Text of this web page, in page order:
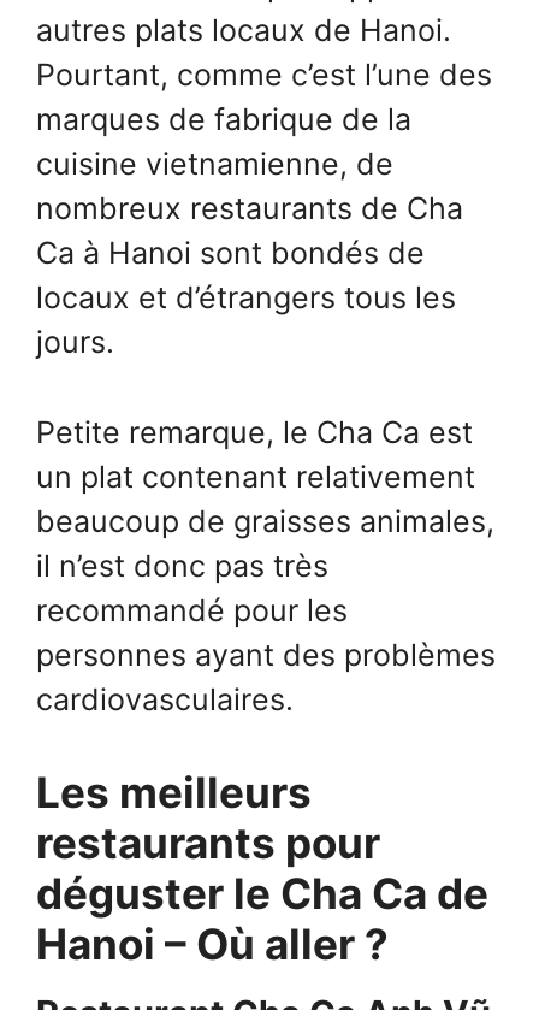
autres plats locaux de Hanoi.
Pourtant, comme c’est l’une des
marques de fabrique de la
cuisine vietnamienne, de
nombreux restaurants de Cha
Ca à Hanoi sont bondés de
locaux et d’étrangers tous les
jours.
Petite remarque, le Cha Ca est
un plat contenant relativement
beaucoup de graisses animales,
il n’est donc pas très
recommandé pour les
personnes ayant des problèmes
cardiovasculaires.
Les meilleurs
restaurants pour
déguster le Cha Ca de
Hanoi – Où aller ?